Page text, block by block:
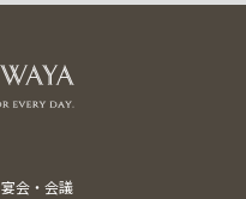
宴会・会議